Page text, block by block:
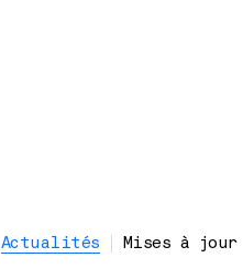
Actualités Mises à jour